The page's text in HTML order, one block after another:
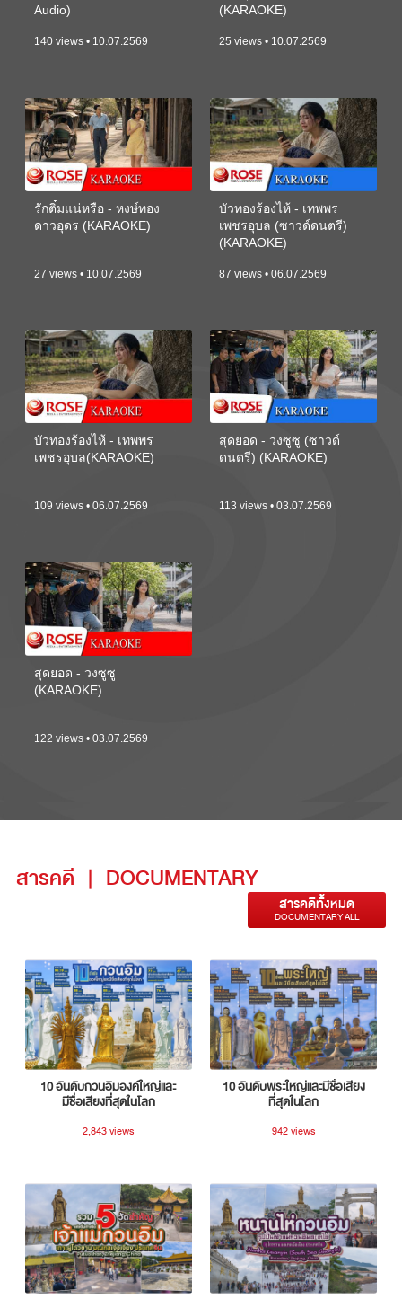
Audio)
140 views • 10.07.2569
(KARAOKE)
25 views • 10.07.2569
รักติ๋มแน่หรือ - หงษ์ทอง
ดาวอุดร (KARAOKE)
27 views • 10.07.2569
บัวทองร้องไห้ - เทพพร
เพชรอุบล (ซาวด์ดนตรี)
(KARAOKE)
87 views • 06.07.2569
บัวทองร้องไห้ - เทพพร
เพชรอุบล(KARAOKE)
109 views • 06.07.2569
สุดยอด - วงซูซู (ซาวด์
ดนตรี) (KARAOKE)
113 views • 03.07.2569
สุดยอด - วงซูซู
(KARAOKE)
122 views • 03.07.2569
สารคดี | DOCUMENTARY
สารคดีทั้งหมด
DOCUMENTARY ALL
10 อันดับกวนอิมองค์ใหญ่และ
มีชื่อเสียงที่สุดในโลก
2,843 views
10 อันดับพระใหญ่และมีชื่อเสียง
ที่สุดในโลก
942 views